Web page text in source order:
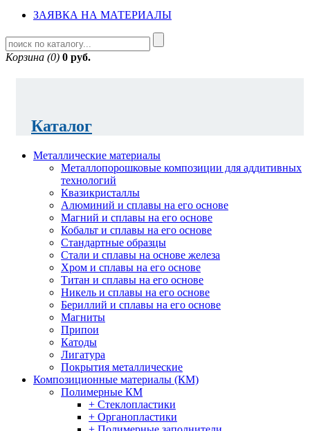
ЗАЯВКА НА МАТЕРИАЛЫ
Корзина (0) 0 руб.
Каталог
Металлические материалы
Металлопорошковые композиции для аддитивных
технологий
Квазикристаллы
Алюминий и сплавы на его основе
Магний и сплавы на его основе
Кобальт и сплавы на его основе
Стандартные образцы
Стали и сплавы на основе железа
Хром и сплавы на его основе
Титан и сплавы на его основе
Никель и сплавы на его основе
Бериллий и сплавы на его основе
Магниты
Припои
Катоды
Лигатура
Покрытия металлические
Композиционные материалы (КМ)
Полимерные КМ
+ Стеклопластики
+ Органопластики